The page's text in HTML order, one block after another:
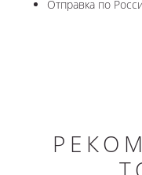
Отправка по